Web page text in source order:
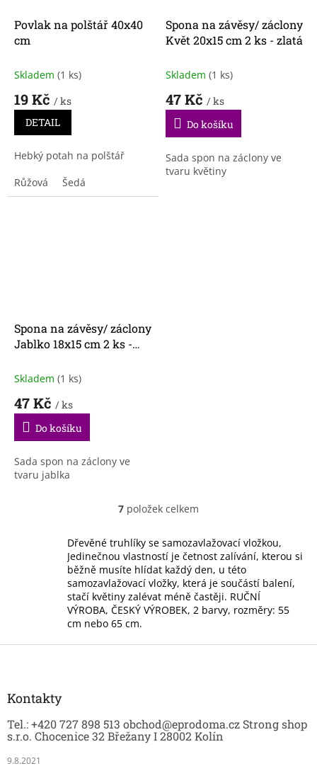
Povlak na polštář 40x40
cm
Skladem (1 ks)
19 Kč / ks
DETAIL
Hebký potah na polštář
Růžová
Šedá
Spona na závěsy/ záclony
Květ 20x15 cm 2 ks - zlatá
Skladem (1 ks)
47 Kč / ks
Do košíku
Sada spon na záclony ve
tvaru květiny
Spona na závěsy/ záclony
Jablko 18x15 cm 2 ks -
Skladem (1 ks)
47 Kč / ks
Do košíku
Sada spon na záclony ve
tvaru jablka
O
l
á
d
a
c
í
v
p
i
s
7 položek celkem
Dřevěné truhlíky se samozavlažovací vložkou,
Jedinečnou vlastností je četnost zalívání, kterou si
běžně musíte hlídat každý den, u této
samozavlažovací vložky, která je součástí balení,
stačí květiny zalévat méně častěji. RUČNÍ
VÝROBA, ČESKÝ VÝROBEK, 2 barvy, rozměry: 55
cm nebo 65 cm.
Z
Kontakty
Tel.: +420 727 898 513 obchod@eprodoma.cz Strong shop
s.r.o. Chocenice 32 Břežany I 28002 Kolín
9.8.2021